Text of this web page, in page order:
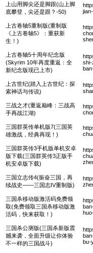
上山用脚尖还是脚跟(山上脚
底攀登，尖还是跟？-50)
上古卷轴5重制版(重制版
《上古卷轴5》：重获新
生！)
上古卷轴5十周年纪念版
(Skyrim 10年再度重返：全
新纪念版现已上市)
shi-
上古世纪(踏入上古世纪：探
索神话与传说)
三战之才(重返巅峰：三战高
手再战江湖)
三国群英传单机版7(三国英
雄激战，经典再现！)
三国群英传3手机版单机安卓
版下载(三国群英传3正版手
机安卓版下载)
三国立志传4(振奋三国，再
续战史——三国志IV重制版)
三国杀移动版激活码免费领
取(免费领取三国杀移动版激
活码，快来获取！)
三国杀公测版(三国杀新版震
撼来袭，全面升级让你体验
不一样的三国战斗)
bu-